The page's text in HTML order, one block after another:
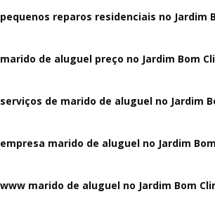
pequenos reparos residenciais no Jardim
marido de aluguel preço no Jardim Bom
serviços de marido de aluguel no Jardim
empresa marido de aluguel no Jardim
www marido de aluguel no Jardim Bom